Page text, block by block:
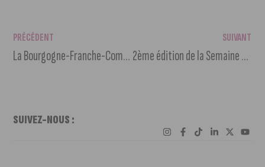
PRÉCÉDENT
La Bourgogne-Franche-Comté, 3ème région la moins cambriolée en 2022
SUIVANT
2ème édition de la Semaine nationale de l’alternance
SUIVEZ-NOUS :